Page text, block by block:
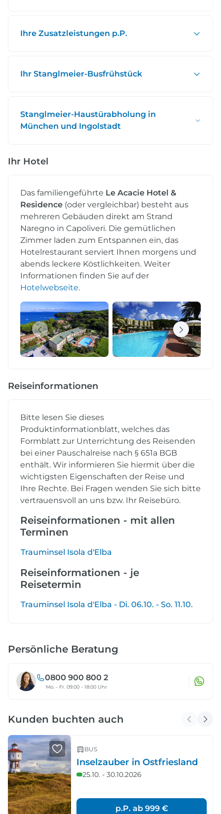
Ihre Zusatzleistungen p.P.
Ihr Stanglmeier-Busfrühstück
Stanglmeier-Haustürabholung in
München und Ingolstadt
Ihr Hotel
Das familiengeführte Le Acacie Hotel &
Residence (oder vergleichbar) besteht aus
mehreren Gebäuden direkt am Strand
Naregno in Capoliveri. Die gemütlichen
Zimmer laden zum Entspannen ein, das
Hotelrestaurant serviert Ihnen morgens und
abends leckere Köstlichkeiten. Weiter
Informationen finden Sie auf der
Hotelwebseite.
Reiseinformationen
Bitte lesen Sie dieses
Produktinformationblatt, welches das
Formblatt zur Unterrichtung des Reisenden
bei einer Pauschalreise nach § 651a BGB
enthält. Wir informieren Sie hiermit über die
wichtigsten Eigenschaften der Reise und
Ihre Rechte. Bei Fragen wenden Sie sich bitte
vertrauensvoll an uns bzw. Ihr Reisebüro.
Reiseinformationen - mit allen
Terminen
Trauminsel Isola d'Elba
Reiseinformationen - je
Reisetermin
Trauminsel Isola d'Elba - Di. 06.10. - So. 11.10.
Persönliche Beratung
0800 900 800 2
Mo. - Fr. 09:00 - 18:00 Uhr
Kunden buchten auch
BUS
Inselzauber in Ostfriesland
25.10. - 30.10.2026
p.P. ab 999 €